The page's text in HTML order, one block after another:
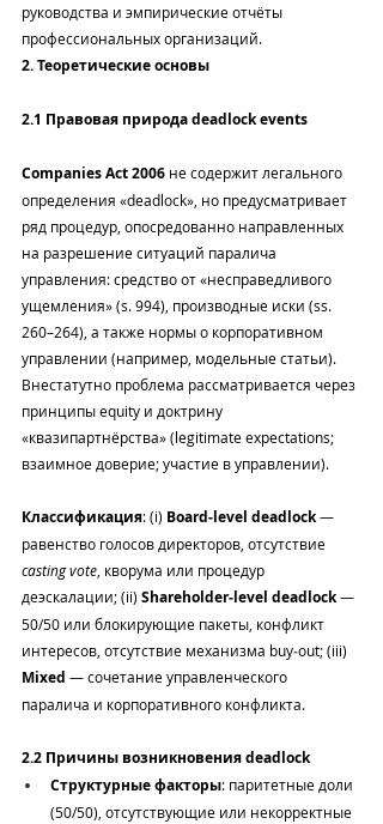
руководства и эмпирические отчёты
профессиональных организаций.
2. Теоретические основы
2.1 Правовая природа deadlock events
Companies Act 2006 не содержит легального
определения «deadlock», но предусматривает
ряд процедур, опосредованно направленных
на разрешение ситуаций паралича
управления: средство от «несправедливого
ущемления» (s. 994), производные иски (ss.
260–264), а также нормы о корпоративном
управлении (например, модельные статьи).
Внестатутно проблема рассматривается через
принципы equity и доктрину
«квазипартнёрства» (legitimate expectations;
взаимное доверие; участие в управлении).
Классификация: (i) Board‑level deadlock —
равенство голосов директоров, отсутствие
casting vote, кворума или процедур
деэскалации; (ii) Shareholder‑level deadlock —
50/50 или блокирующие пакеты, конфликт
интересов, отсутствие механизма buy‑out; (iii)
Mixed — сочетание управленческого
паралича и корпоративного конфликта.
2.2 Причины возникновения deadlock
Структурные факторы: паритетные доли
(50/50), отсутствующие или некорректные